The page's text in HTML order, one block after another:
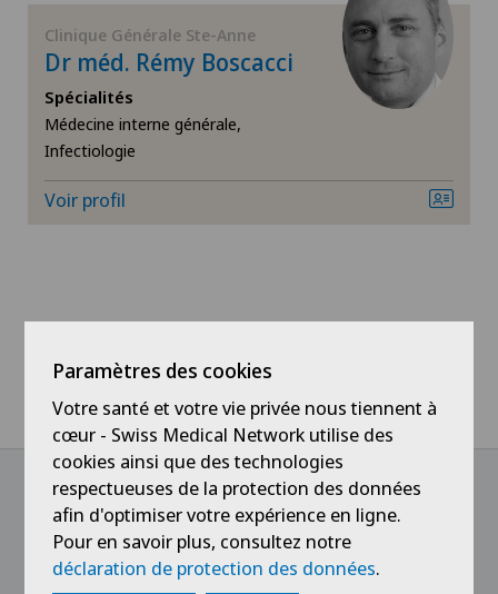
Arthrose de la hanche
Arthrose de l’épaule
Arthrose du genou
Chiropractie
Chirurgie cervico-faciale
Chirurgie de la colonne vertébrale/du rachis
Chirurgie de la hanche
Clinique Générale Ste-Anne
Dr méd. Rémy Boscacci
Spécialités
Médecine interne générale,
Infectiologie
Voir profil
@Follow our news
Paramètres des cookies
Votre santé et votre vie privée nous tiennent à
cœur - Swiss Medical Network utilise des
cookies ainsi que des technologies
respectueuses de la protection des données
afin d'optimiser votre expérience en ligne.
Pour en savoir plus, consultez notre
déclaration de protection des données.